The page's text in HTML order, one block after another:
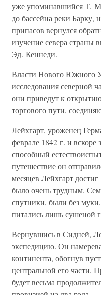
уже упоминавшийся Т.
до бассейна реки Барку,
припасов вернулся
изучение севера страны
Эд. Кеннеди.
Власти Нового Южного
исследования северной
они приведут к
торгового пути,
Лейхгарт, уроженец
феврале 1842 г. и вскоре
способный
путешествие он
месяцев Лейхгарт
было очень трудным.
спутники, были без
питались лишь сушеной
Вернувшись в Сидней,
экспедицию. Он
континента, обогнув
центральной его части.
будет весьма